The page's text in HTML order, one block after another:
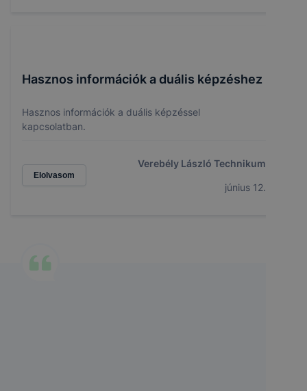
Hasznos információk a duális képzéshez
Hasznos információk a duális képzéssel
kapcsolatban.
Elolvasom
Verebély László Technikum
június 12.